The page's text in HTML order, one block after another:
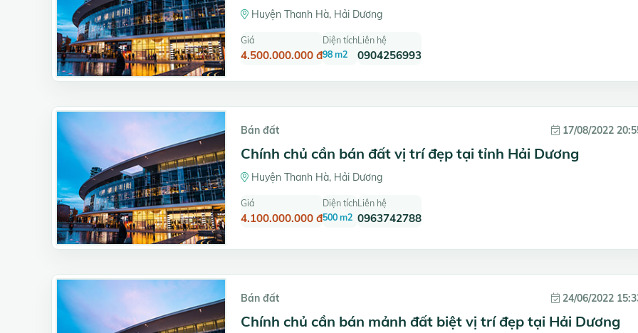
Huyện Thanh Hà, Hải Dương
Giá
4.500.000.000 đ
Diện tích
98 m2
Liên hệ
0904256993
Bán đất 17/08/2022
Chính chủ cần bán đất vị trí đẹp tại tỉnh Hải Dương
Huyện Thanh Hà, Hải Dương
Giá
4.100.000.000 đ
Diện tích
500 m2
Liên hệ
0963742788
Bán đất 24/06/2022
Chính chủ cần bán mảnh đất biệt vị trí đẹp tại Hải Dương